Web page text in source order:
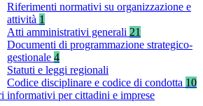
Riferimenti normativi su organizzazione e
attività 1
Atti amministrativi generali 21
Documenti di programmazione strategico-
gestionale 4
Statuti e leggi regionali
Codice disciplinare e codice di condotta 10
informativi per cittadini e imprese